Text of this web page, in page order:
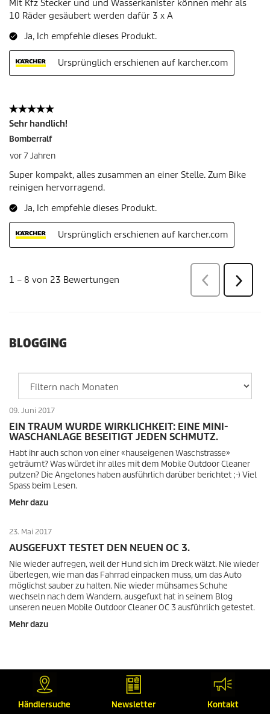
BLOGGING
09. Juni 2017
EIN TRAUM WURDE WIRKLICHKEIT: EINE MINI-
WASCHANLAGE BESEITIGT JEDEN SCHMUTZ.
Habt ihr auch schon von einer «hauseigenen Waschstrasse»
geträumt? Was würdet ihr alles mit dem Mobile Outdoor Cleaner
putzen? Die Angelones haben ausführlich darüber berichtet ;-) Viel
Spass beim Lesen.
Mehr dazu
23. Mai 2017
AUSGEFUXT TESTET DEN NEUEN OC 3.
Nie wieder aufregen, weil der Hund sich im Dreck wälzt. Nie wieder
überlegen, wie man das Fahrrad einpacken muss, um das Auto
möglichst sauber zu halten. Nie wieder mühsames Schuhe
wechseln nach dem Wandern. ausgefuxt hat in seinem Blog
unseren neuen Mobile Outdoor Cleaner OC 3 ausführlich getestet.
Mehr dazu
Händlersuche Newsletter Kontakt